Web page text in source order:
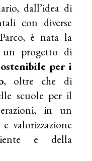
dall’idea di
con diverse
è nata la
progetto di
per i
, oltre che di
scuole per il
in un
valorizzazione
e della